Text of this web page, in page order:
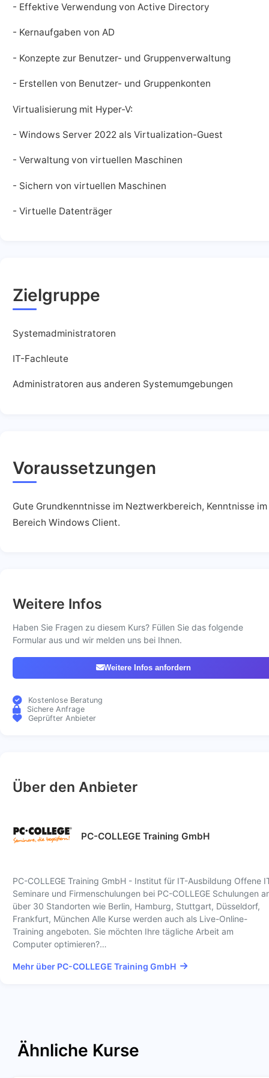
- Effektive Verwendung von Active Directory
- Kernaufgaben von AD
- Konzepte zur Benutzer- und Gruppenverwaltung
- Erstellen von Benutzer- und Gruppenkonten
Virtualisierung mit Hyper-V:
- Windows Server 2022 als Virtualization-Guest
- Verwaltung von virtuellen Maschinen
- Sichern von virtuellen Maschinen
- Virtuelle Datenträger
Zielgruppe
Systemadministratoren
IT-Fachleute
Administratoren aus anderen Systemumgebungen
Voraussetzungen
Gute Grundkenntnisse im Neztwerkbereich, Kenntnisse im
Bereich Windows Client.
Weitere Infos
Haben Sie Fragen zu diesem Kurs? Füllen Sie das folgende
Formular aus und wir melden uns bei Ihnen.
Weitere Infos anfordern
Kostenlose Beratung
Sichere Anfrage
Geprüfter Anbieter
Über den Anbieter
PC-COLLEGE Training GmbH
PC-COLLEGE Training GmbH - Institut für IT-Ausbildung Offene
Seminare und Firmenschulungen bei PC-COLLEGE Schulungen
über 30 Standorten wie Berlin, Hamburg, Stuttgart, Düsseldorf,
Frankfurt, München Alle Kurse werden auch als Live-Online-
Training angeboten. Sie möchten Ihre tägliche Arbeit am
Computer optimieren?…
Mehr über PC-COLLEGE Training GmbH
Ähnliche Kurse